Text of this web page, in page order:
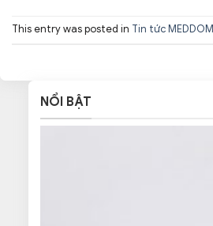
This entry was posted in Tin tức MEDDOM
NỔI BẬT